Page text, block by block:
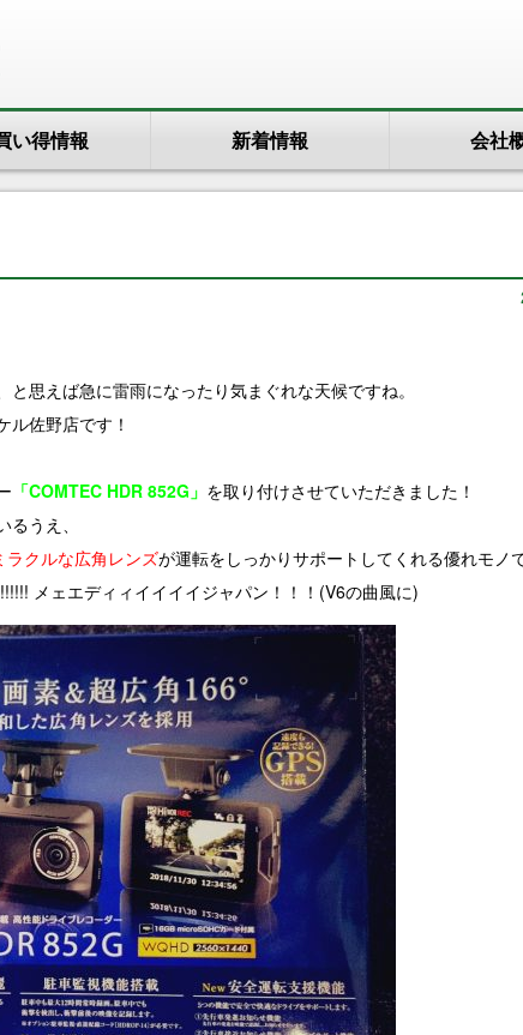
い得情報 新着情報 会社
思えば急に雷雨になったり気まぐれな天候ですね。
ル佐野店です！
「COMTEC HDR 852G」 を取り付けさせていただきました！
うえ、
ラクルな広角レンズが運転をしっかりサポートしてくれる優れモノで
メェエディィイイイイジャパン！！！(V6の曲風に)